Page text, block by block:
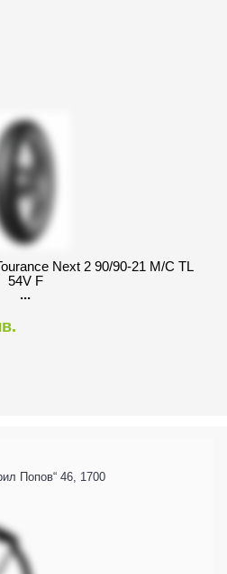
Next 2 90/90-21 M/C TL
54V F
Попов“ 46, 1700